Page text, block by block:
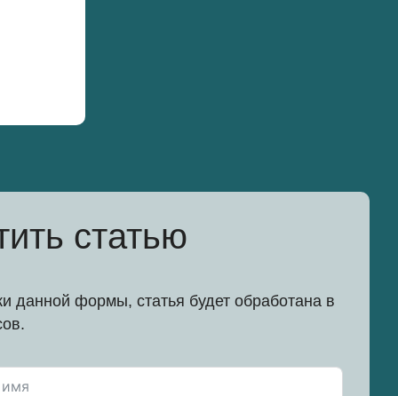
статью
данной формы, статья будет обработана в